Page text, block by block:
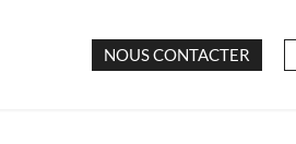
NOUS CONTACTER